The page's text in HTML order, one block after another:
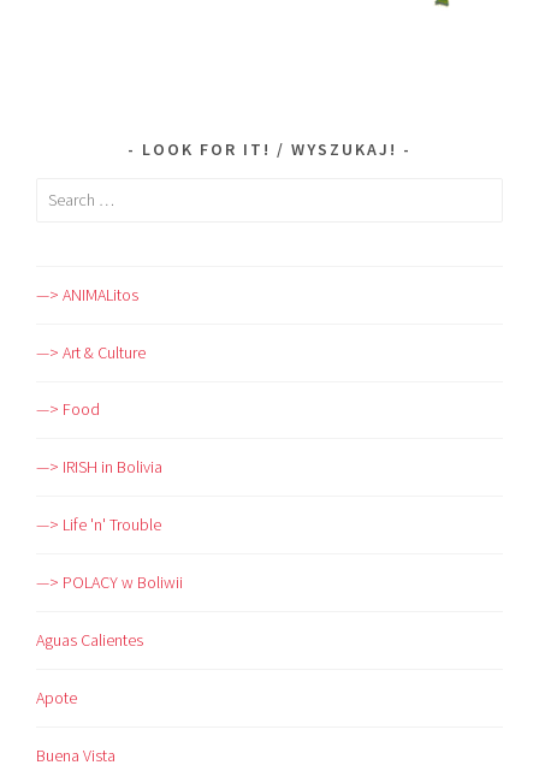
LOOK FOR IT! / WYSZUKAJ!
Search
—> ANIMALitos
—> Art & Culture
—> Food
—> IRISH in Bolivia
—> Life 'n' Trouble
—> POLACY w Boliwii
Aguas Calientes
Apote
Buena Vista